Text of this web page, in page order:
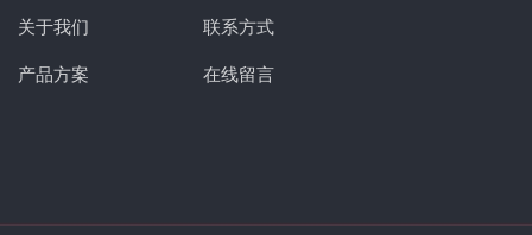
关于我们 联系方式
产品方案 在线留言